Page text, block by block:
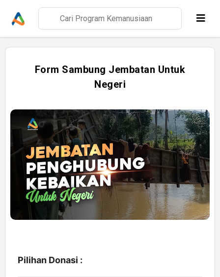
Form Sambung Jembatan Untuk
Negeri
Pilihan Donasi :